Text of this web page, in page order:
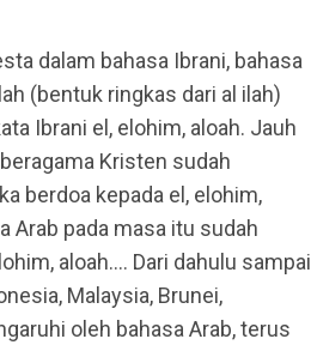
dalam bahasa Ibrani, bahasa
(bentuk ringkas dari al ilah)
Ibrani el, elohim, aloah. Jauh
Kristen sudah
berdoa kepada el, elohim,
Arab pada masa itu sudah
aloah…. Dari dahulu sampai
Malaysia, Brunei,
oleh bahasa Arab, terus